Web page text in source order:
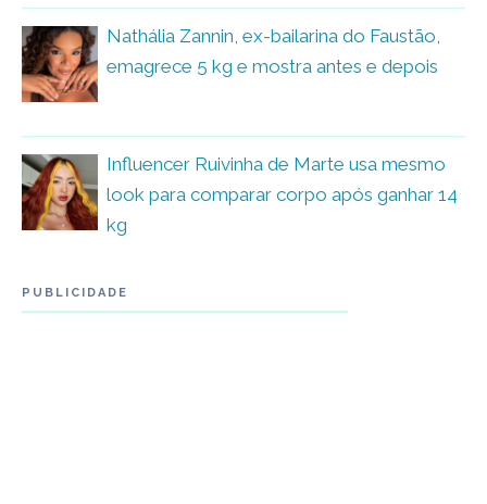
Nathália Zannin, ex-bailarina do Faustão,
emagrece 5 kg e mostra antes e depois
Influencer Ruivinha de Marte usa mesmo
look para comparar corpo após ganhar 14
kg
PUBLICIDADE